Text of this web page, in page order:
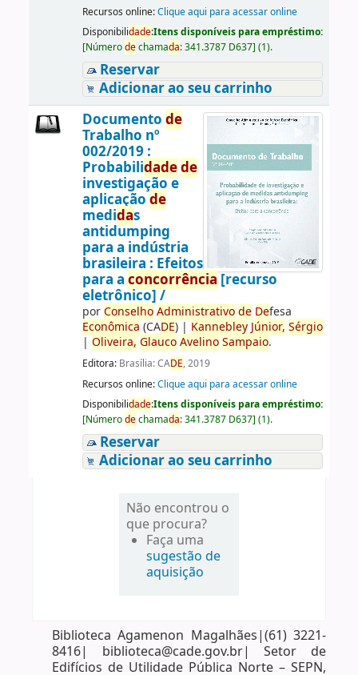
Recursos online:Clique aqui para acessar online
Disponibilidade:Itens disponíveis para empréstimo:
[Númerodechamada:341.3787 D637] (1).
Reservar
Adicionar ao seu carrinho
Documento de
Trabalho nº
002/2019 :
Probabilidadede
investigação e
aplicação de
medidas
antidumping
para a indústria
brasileira : Efeitos
para a concorrência [recurso
eletrônico] /
porConselho Administrativo de Defesa
Econômica (CADE)| Kannebley Júnior, Sérgio
| Oliveira, Glauco Avelino Sampaio.
Editora: Brasília: CADE, 2019
Recursos online:Clique aqui para acessar online
Disponibilidade:Itens disponíveis para empréstimo:
[Númerodechamada:341.3787 D637] (1).
Reservar
Adicionar ao seu carrinho
Não encontrou o
que procura?
Faça uma
sugestão de
aquisição
Biblioteca Agamenon Magalhães|(61) 3221-
8416| biblioteca@cade.gov.br| Setor de
Edifícios de Utilidade Pública Norte – SEPN,